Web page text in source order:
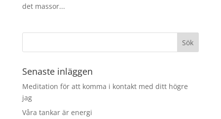
det massor...
Senaste inläggen
Meditation för att komma i kontakt med ditt högre
jag
Våra tankar är energi